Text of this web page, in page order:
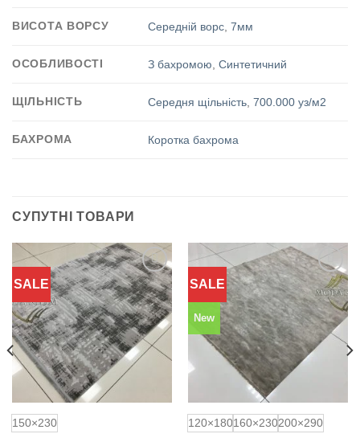
ВИСОТА ВОРСУ Середній ворс ,7мм
ОСОБЛИВОСТІ З бахромою ,Синтетичний
ЩІЛЬНІСТЬ Середня щільність ,700.000 уз/м2
БАХРОМА Коротка бахрома
СУПУТНІ ТОВАРИ
SALE
Додати
до
обраного
150×230
SALE
New
Додати
до
обраного
120×180160×230200×290